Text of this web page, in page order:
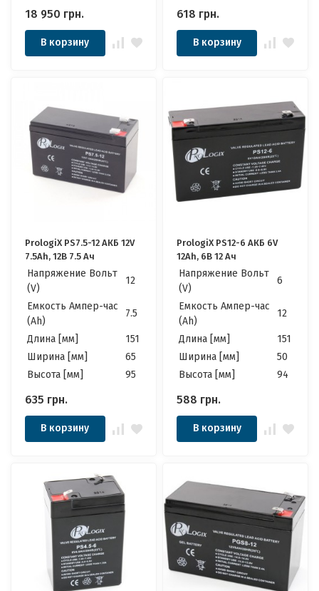
18 950 грн.
В корзину
618 грн.
В корзину
PrologiX PS7.5-12 АКБ 12V
7.5Ah, 12В 7.5 Ач
Напряжение Вольт
(V)
12
Емкость Ампер-час
(Ah)
7.5
Длина [мм]
151
Ширина [мм]
65
Высота [мм]
95
635 грн.
В корзину
PrologiX PS12-6 АКБ 6V
12Ah, 6В 12 Ач
Напряжение Вольт
(V)
6
Емкость Ампер-час
(Ah)
12
Длина [мм]
151
Ширина [мм]
50
Высота [мм]
94
588 грн.
В корзину